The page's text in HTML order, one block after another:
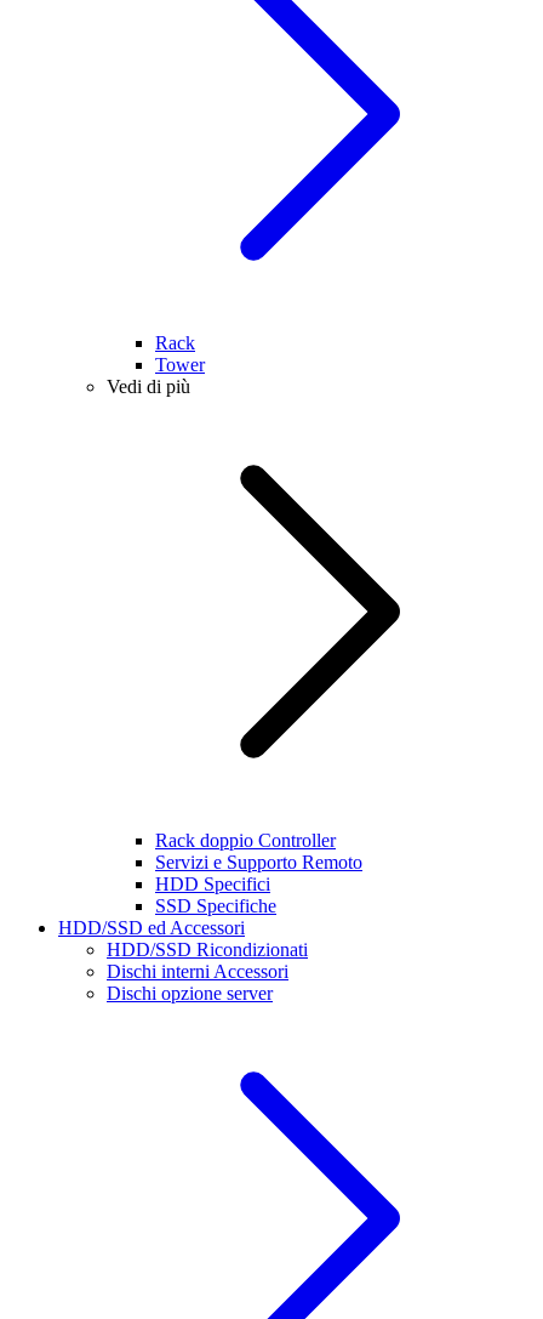
Rack
Tower
Vedi di più
Rack doppio Controller
Servizi e Supporto Remoto
HDD Specifici
SSD Specifiche
HDD/SSD ed Accessori
HDD/SSD Ricondizionati
Dischi interni Accessori
Dischi opzione server